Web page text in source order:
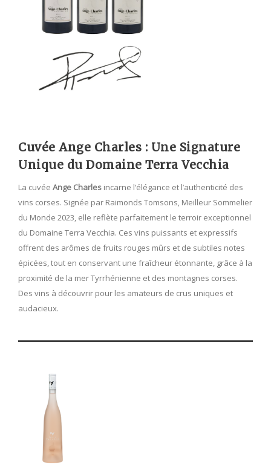
Cuvée Ange Charles : Une Signature
Unique du Domaine Terra Vecchia
La cuvée Ange Charles incarne l’élégance et l’authenticité des
vins corses. Signée par Raimonds Tomsons, Meilleur Sommelier
du Monde 2023, elle reflète parfaitement le terroir exceptionnel
du Domaine Terra Vecchia. Ces vins puissants et expressifs
offrent des arômes de fruits rouges mûrs et de subtiles notes
épicées, tout en conservant une fraîcheur étonnante, grâce à la
proximité de la mer Tyrrhénienne et des montagnes corses.
Des vins à découvrir pour les amateurs de crus uniques et
audacieux.